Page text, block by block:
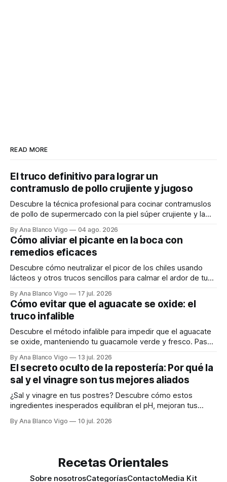
READ MORE
El truco definitivo para lograr un
contramuslo de pollo crujiente y jugoso
Descubre la técnica profesional para cocinar contramuslos
de pollo de supermercado con la piel súper crujiente y la
By Ana Blanco Vigo 04 ago. 2026
Cómo aliviar el picante en la boca con
remedios eficaces
Descubre cómo neutralizar el picor de los chiles usando
lácteos y otros trucos sencillos para calmar el ardor de tu
By Ana Blanco Vigo 17 jul. 2026
Cómo evitar que el aguacate se oxide: el
truco infalible
Descubre el método infalible para impedir que el aguacate
se oxide, manteniendo tu guacamole verde y fresco. Paso
By Ana Blanco Vigo 13 jul. 2026
El secreto oculto de la repostería: Por qué la
sal y el vinagre son tus mejores aliados
¿Sal y vinagre en tus postres? Descubre cómo estos
ingredientes inesperados equilibran el pH, mejoran tus
By Ana Blanco Vigo 10 jul. 2026
Recetas Orientales
Sobre nosotrosCategoríasContactoMedia Kit